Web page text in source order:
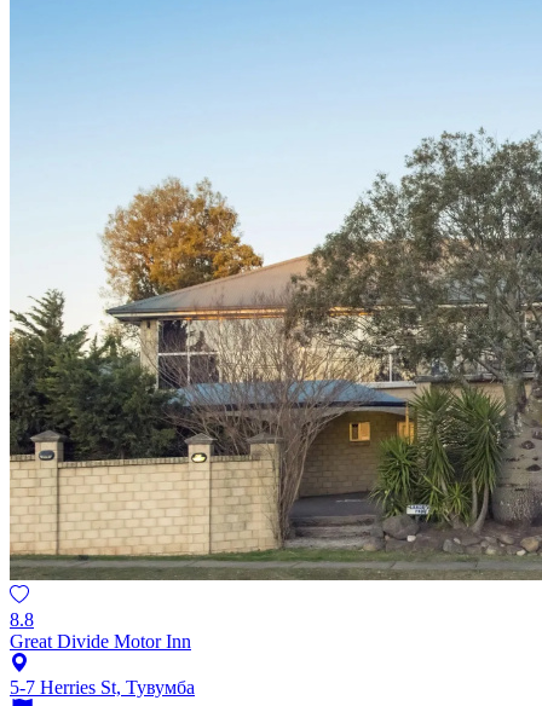
8.8
Great Divide Motor Inn
5-7 Herries St, Тувумба